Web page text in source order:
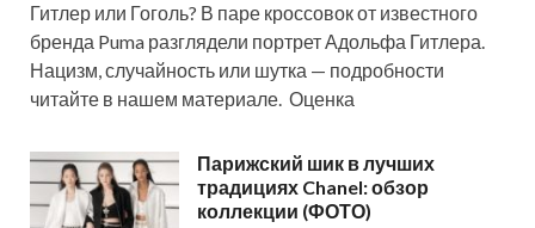
Гитлер или Гоголь? В паре кроссовок от известного
бренда Puma разглядели портрет Адольфа Гитлера.
Нацизм, случайность или шутка — подробности
читайте в нашем материале. Оценка
Парижский шик в лучших
традициях Chanel: обзор
коллекции (ФОТО)